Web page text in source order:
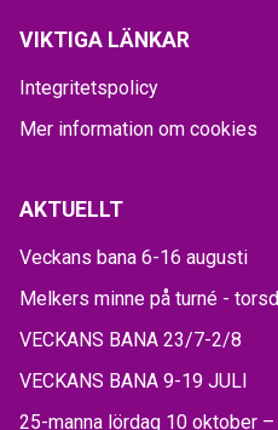
VIKTIGA LÄNKAR
Integritetspolicy
Mer information om cookies
AKTUELLT
Veckans bana 6-16 augusti
Melkers minne på turné -
VECKANS BANA 23/7-2/8
VECKANS BANA 9-19 JULI
25-manna lördag 10 oktober